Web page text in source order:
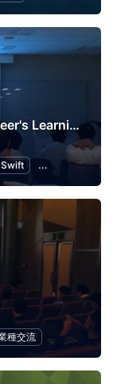
~ITエンジニア勉強会~ engineer's Learning･Vesper
Swift プログラミング
種交流